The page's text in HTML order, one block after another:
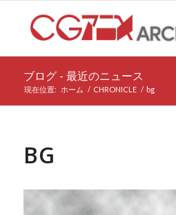
ブログ - 最近のニュース
現在位置: ホーム / CHRONICLE / bg
BG